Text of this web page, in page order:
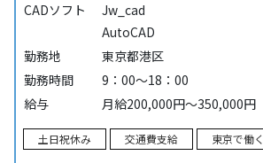
CADソフト
Jw_cad
AutoCAD
勤務地
東京都港区
勤務時間
9：00～18：00
給与
月給200,000円～350,000円
土日祝休み 交通費支給 東京で働く